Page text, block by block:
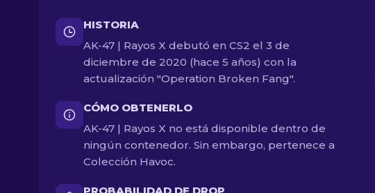
HISTORIA
AK-47 | Rayos X debutó en CS2 el 3 de
diciembre de 2020 (hace 5 años) con la
actualización "Operation Broken Fang".
CÓMO OBTENERLO
AK-47 | Rayos X no está disponible dentro de
ningún contenedor. Sin embargo, pertenece a
Colección Havoc.